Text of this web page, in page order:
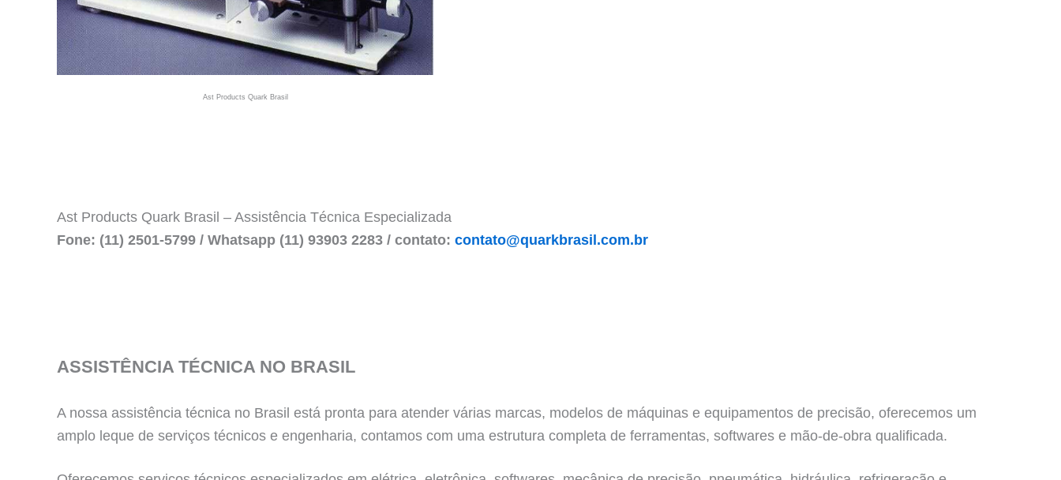
Ast Products Quark Brasil
Ast Products Quark Brasil – Assistência Técnica Especializada
Fone: (11) 2501-5799 / Whatsapp (11) 93903 2283 / contato: contato@quarkbrasil.com.br
ASSISTÊNCIA TÉCNICA NO BRASIL
A nossa assistência técnica no Brasil está pronta para atender várias marcas, modelos de máquinas e equipamentos de precisão, oferecemos um
amplo leque de serviços técnicos e engenharia, contamos com uma estrutura completa de ferramentas, softwares e mão-de-obra qualificada.